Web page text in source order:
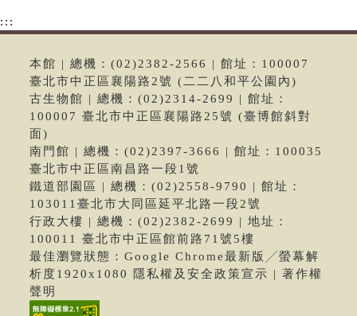
:::
本館 | 總機：(02)2382-2566 | 館址：100007
臺北市中正區襄陽路2號 (二二八和平公園內)
古生物館 | 總機：(02)2314-2699 | 館址：
100007 臺北市中正區襄陽路25號 (臺博館斜對
面)
南門館 | 總機：(02)2397-3666 | 館址：100035
臺北市中正區南昌路一段1號
鐵道部園區 | 總機：(02)2558-9790 | 館址：
103011臺北市大同區延平北路一段2號
行政大樓 | 總機：(02)2382-2699 | 地址：
100011 臺北市中正區館前路71號5樓
最佳瀏覽狀態：Google Chrome最新版╱螢幕解
析度1920x1080 隱私權及安全政策宣示 | 著作權
聲明